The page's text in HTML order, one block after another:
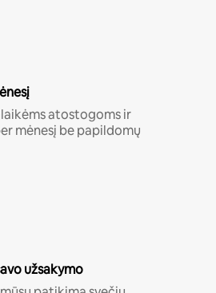
atostogoms ir
mėnesį be papildomų
užsakymo